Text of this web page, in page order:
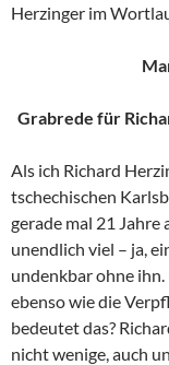
Herzinger im
Grabrede für
Als ich Richard
tschechischen
gerade mal 21
unendlich viel – ja,
undenkbar ohne
ebenso wie die
bedeutet das?
nicht wenige, auch